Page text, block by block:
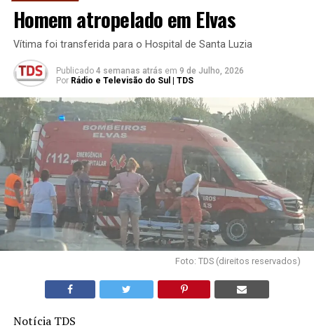
Homem atropelado em Elvas
Vítima foi transferida para o Hospital de Santa Luzia
Publicado 4 semanas atrás em 9 de Julho, 2026
Por Rádio e Televisão do Sul | TDS
Foto: TDS (direitos reservados)
Notícia TDS